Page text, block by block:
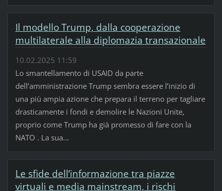
Il modello Trump, dalla cooperazione
multilaterale alla diplomazia transazionale
10.02.2025 11:59
Lo smantellamento di USAID da parte
dell’amministrazione Trump sembra essere l’inizio di
una più ampia azione che prepara il terreno per tagliare
drasticamente i fondi e demolire le Nazioni Unite,
proprio come Trump ha già promesso di fare con la
NATO . La sua...
Le sfide dell’informazione tra piazze
virtuali e media mainstream, i rischi